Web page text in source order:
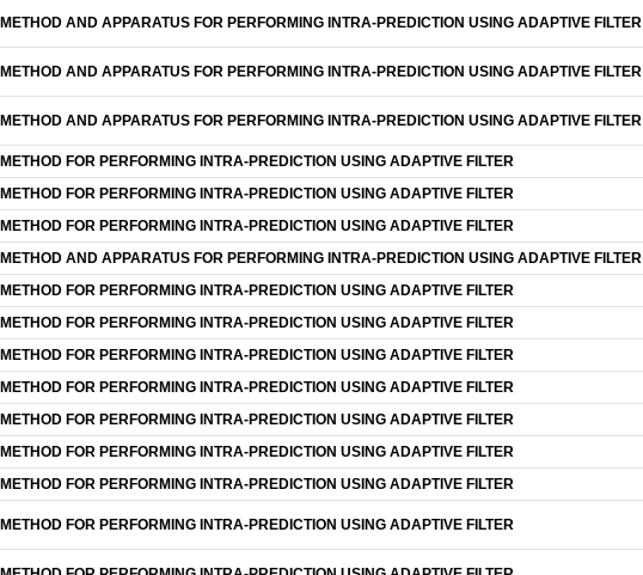
METHOD AND APPARATUS FOR PERFORMING INTRA-PREDICTION USING ADAPTIVE FILTER
METHOD AND APPARATUS FOR PERFORMING INTRA-PREDICTION USING ADAPTIVE FILTER
METHOD AND APPARATUS FOR PERFORMING INTRA-PREDICTION USING ADAPTIVE FILTER
METHOD FOR PERFORMING INTRA-PREDICTION USING ADAPTIVE FILTER
METHOD FOR PERFORMING INTRA-PREDICTION USING ADAPTIVE FILTER
METHOD FOR PERFORMING INTRA-PREDICTION USING ADAPTIVE FILTER
METHOD AND APPARATUS FOR PERFORMING INTRA-PREDICTION USING ADAPTIVE FILTER
METHOD FOR PERFORMING INTRA-PREDICTION USING ADAPTIVE FILTER
METHOD FOR PERFORMING INTRA-PREDICTION USING ADAPTIVE FILTER
METHOD FOR PERFORMING INTRA-PREDICTION USING ADAPTIVE FILTER
METHOD FOR PERFORMING INTRA-PREDICTION USING ADAPTIVE FILTER
METHOD FOR PERFORMING INTRA-PREDICTION USING ADAPTIVE FILTER
METHOD FOR PERFORMING INTRA-PREDICTION USING ADAPTIVE FILTER
METHOD FOR PERFORMING INTRA-PREDICTION USING ADAPTIVE FILTER
METHOD FOR PERFORMING INTRA-PREDICTION USING ADAPTIVE FILTER